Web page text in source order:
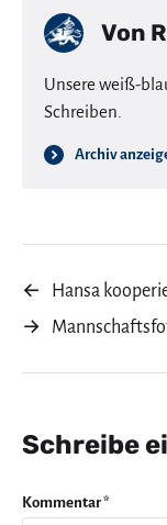
Von
Unsere weiß-
Schreiben.
Archiv
←
Hansa
→
Schreibe
Kommentar*